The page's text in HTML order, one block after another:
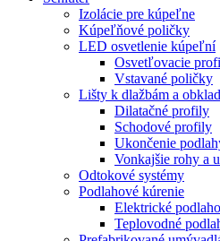
Izolácie pre kúpeľne
Kúpeľňové poličky
LED osvetlenie kúpeľní
Osvetľovacie
Vstavané poličky
Lišty k dlažbám a
Dilatačné profily
Schodové profily
Ukončenie
Vonkajšie rohy a
Odtokové systémy
Podlahové kúrenie
Elektrické
Teplovodné